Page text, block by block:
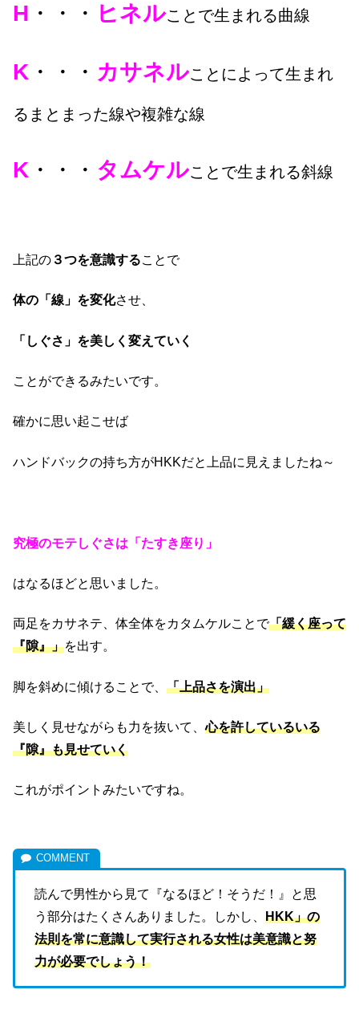
H ・・・ ヒネルことで生まれる曲線
K ・・・ カサネルことによって生まれ
るまとまった線や複雑な線
K ・・・ タムケルことで生まれる斜線
上記の ３つを意識することで
体の「線」を変化させ、
「しぐさ」を美しく変えていく
ことができるみたいです。
確かに思い起こせば
ハンドバックの持ち方がHKKだと上品に見えましたね～
究極のモテしぐさは「たすき座り」
はなるほどと思いました。
両足をカサネテ、体全体をカタムケルことで「緩く座って
『隙』」を出す。
脚を斜めに傾けることで、 「上品さを演出」
美しく見せながらも力を抜いて、心を許しているいる
『隙』も見せていく
これがポイントみたいですね。
読んで男性から見て『なるほど！そうだ！』と思
う部分はたくさんありました。しかし、 HKK」の
法則を常に意識して実行される女性は美意識と努
力が必要でしょう！